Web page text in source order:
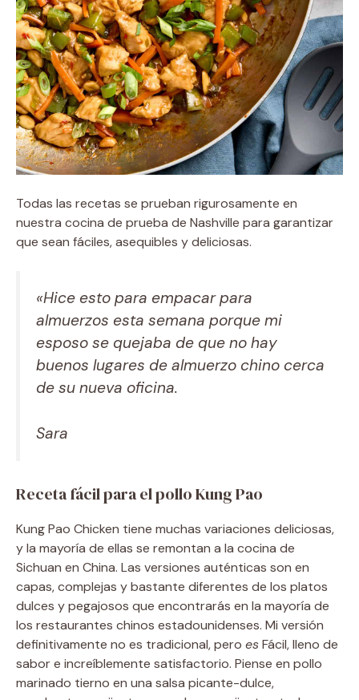
Todas las recetas se prueban rigurosamente en
nuestra cocina de prueba de Nashville para garantizar
que sean fáciles, asequibles y deliciosas.
«Hice esto para empacar para
almuerzos esta semana porque mi
esposo se quejaba de que no hay
buenos lugares de almuerzo chino cerca
de su nueva oficina.
Sara
Receta fácil para el pollo Kung Pao
Kung Pao Chicken tiene muchas variaciones deliciosas,
y la mayoría de ellas se remontan a la cocina de
Sichuan en China. Las versiones auténticas son en
capas, complejas y bastante diferentes de los platos
dulces y pegajosos que encontrarás en la mayoría de
los restaurantes chinos estadounidenses. Mi versión
definitivamente no es tradicional, pero esFácil, lleno de
sabor e increíblemente satisfactorio. Piense en pollo
marinado tierno en una salsa picante-dulce,